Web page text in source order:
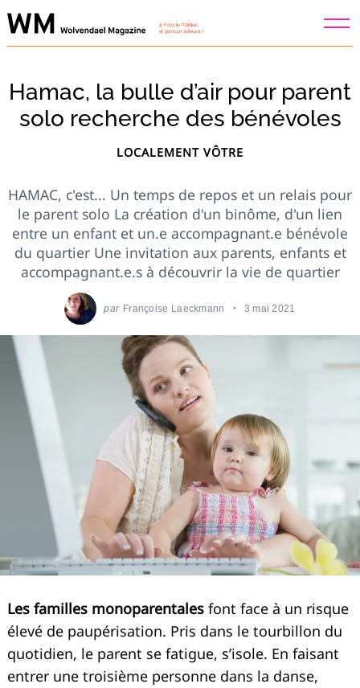
Skip
to
Hamac, la bulle d’air pour parent
solo recherche des bénévoles
LOCALEMENT VÔTRE
HAMAC, c'est... Un temps de repos et un relais pour
le parent solo La création d'un binôme, d'un lien
entre un enfant et un.e accompagnant.e bénévole
du quartier Une invitation aux parents, enfants et
accompagnant.e.s à découvrir la vie de quartier
par Françoise Laeckmann 3 mai 2021
Les familles monoparentales font face à un risque
élevé de paupérisation. Pris dans le tourbillon du
quotidien, le parent se fatigue, s’isole. En faisant
entrer une troisième personne dans la danse,